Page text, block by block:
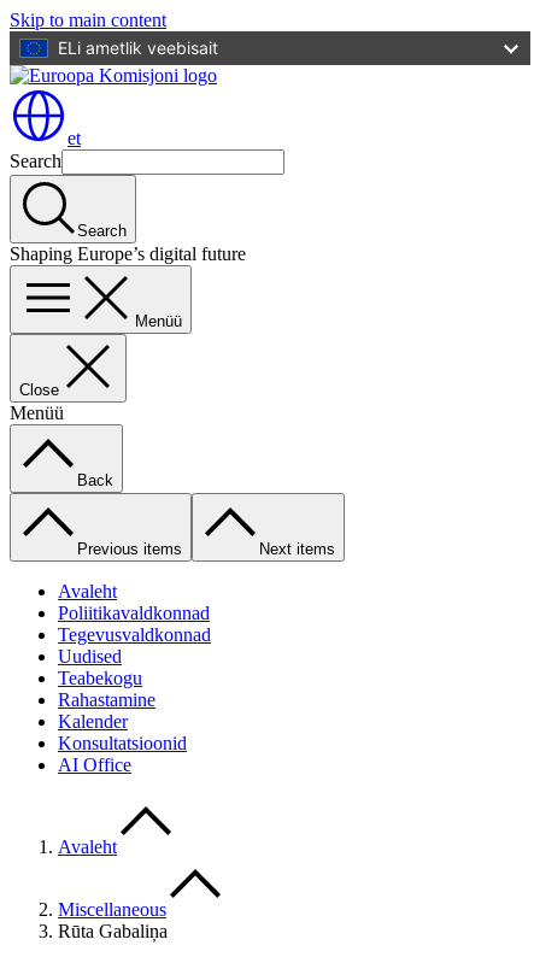
Skip to main content
ELi ametlik veebisait
et
Search
Search
Shaping Europe’s digital future
Menüü
Close
Menüü
Back
Previous items Next items
Avaleht
Poliitikavaldkonnad
Tegevusvaldkonnad
Uudised
Teabekogu
Rahastamine
Kalender
Konsultatsioonid
AI Office
Avaleht
Miscellaneous
Rūta Gabaliņa